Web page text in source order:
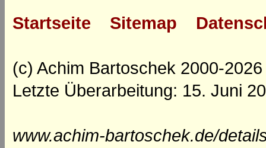
Startseite Sitemap
(c) Achim Bartoschek 2000-2026
Letzte Überarbeitung: 15. Juni
www.achim-bartoschek.de/